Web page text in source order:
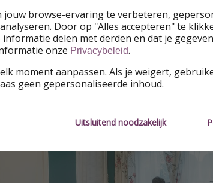
gezellige woonkamer verwachten met
kerstfilms.
jouw browse-ervaring te verbeteren,
Door op "Alles accepteren" te
delen met derden en dat je
onze Privacybeleid.
moment aanpassen. Als je weigert,
geen gepersonaliseerde inhoud.
Uitsluitend noodzakelijk